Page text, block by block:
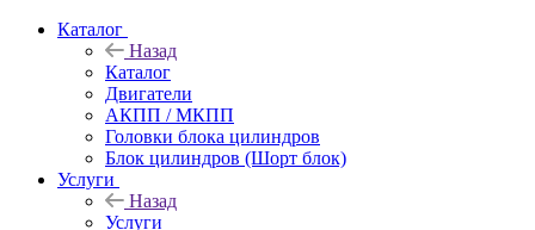
Каталог
Назад
Каталог
Двигатели
АКПП / МКПП
Головки блока цилиндров
Блок цилиндров (Шорт блок)
Услуги
Назад
Услуги